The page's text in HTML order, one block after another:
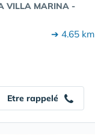
VILLA MARINA -
➔ 4.65 km
Etre rappelé